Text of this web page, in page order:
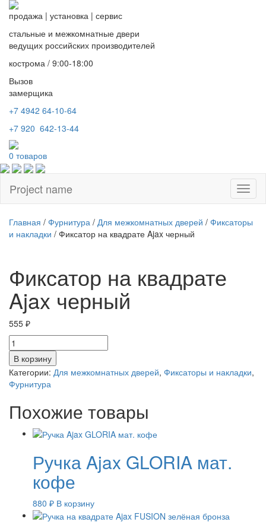
продажа | установка | сервис
стальные и межкомнатные двери
ведущих российских производителей
кострома / 9:00-18:00
Вызов
замерщика
+7 4942 64-10-64
+7 920 642-13-44
0 товаров
Project name
Главная / Фурнитура / Для межкомнатных дверей / Фиксаторы
и накладки / Фиксатор на квадрате Ajax черный
Фиксатор на квадрате
Ajax черный
555 ₽
Количество
товара
Фиксатор
на
квадрате
черный
В корзину
Категории: Для межкомнатных дверей, Фиксаторы и накладки,
Фурнитура
Похожие товары
Ручка Ajax GLORIA мат.
кофе
880 ₽ В корзину